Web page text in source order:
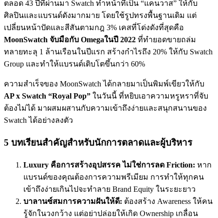
ตลอด 43 ปีที่ผ่านมา Swatch ทำหน้าที่เป็น “แคนวาส” ให้กับ
ศิลปินและแบรนด์ดังมากมาย โดยใช้รูปทรงพื้นฐานเดิม แต่
เปลี่ยนหน้าปัดและสีสันตามกฎ 3% เคสที่โด่งดังที่สุดคือ
MoonSwatch จับมือกับ Omegaในปี 2022 ที่ทำยอดขายถล่ม
ทลายทะลุ 1 ล้านเรือนในปีแรก สร้างกำไรถึง 20% ให้กับ Swatch
Group และทำให้แบรนด์เติบโตขึ้นกว่า 60%
ความสำเร็จของ MoonSwatch ได้กลายมาเป็นพิมพ์เขียวให้กับ
AP x Swatch “Royal Pop” ในวันนี้ ที่หยิบเอาความหรูหราที่จับ
ต้องไม่ได้ มาผสมผสานกับความเข้าถึงง่ายและสนุกสนานของ
Swatch ได้อย่างลงตัว
5 บทเรียนสำคัญสำหรับนักการตลาดและผู้บริหาร
Luxury คือการสร้างอุปสรรค ไม่ใช่การลด Friction: หาก
แบรนด์ของคุณต้องการความพรีเมียม การทำให้ทุกคน
เข้าถึงง่ายเกินไปจะทำลาย Brand Equity ในระยะยาว
บาลานซ์สมการความฝันให้ดี: ต้องสร้าง Awareness ให้คน
รู้จักในวงกว้าง แต่อย่าปล่อยให้เกิด Ownership เกลื่อน